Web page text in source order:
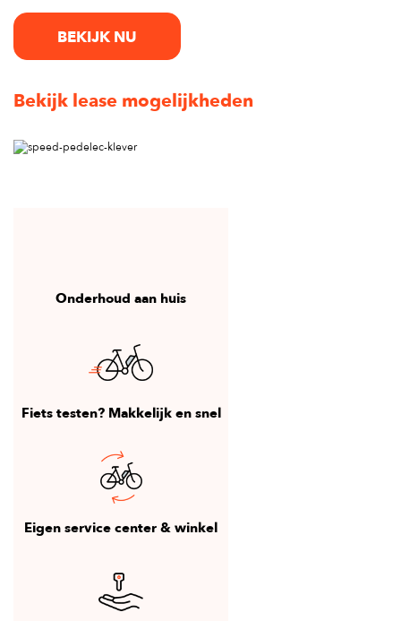
BEKIJK NU
Bekijk lease mogelijkheden
Onderhoud aan huis
Fiets testen? Makkelijk en snel
Eigen service center & winkel